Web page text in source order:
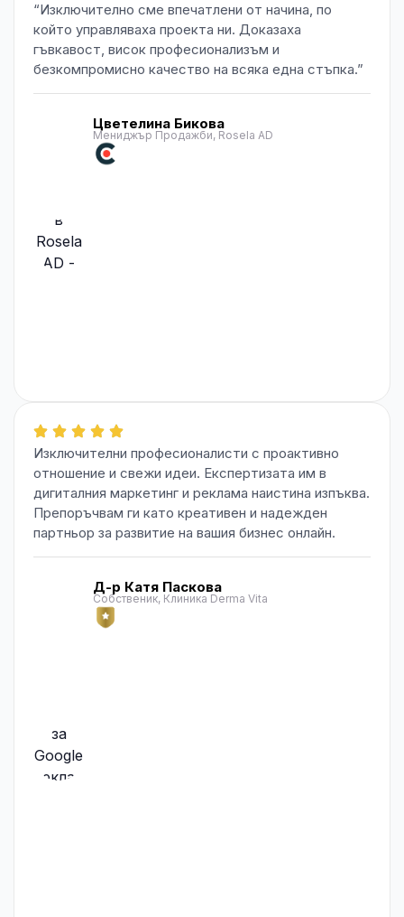
“Изключително сме впечатлени от начина, по
който управляваха проекта ни. Доказаха
гъвкавост, висок професионализъм и
безкомпромисно качество на всяка една стъпка.”
Цветелина Бикова
Мениджър Продажби, Rosela AD
Изключителни професионалисти с проактивно
отношение и свежи идеи. Експертизата им в
дигиталния маркетинг и реклама наистина изпъква.
Препоръчвам ги като креативен и надежден
партньор за развитие на вашия бизнес онлайн.
Д-р Катя Паскова
Собственик, Клиника Derma Vita